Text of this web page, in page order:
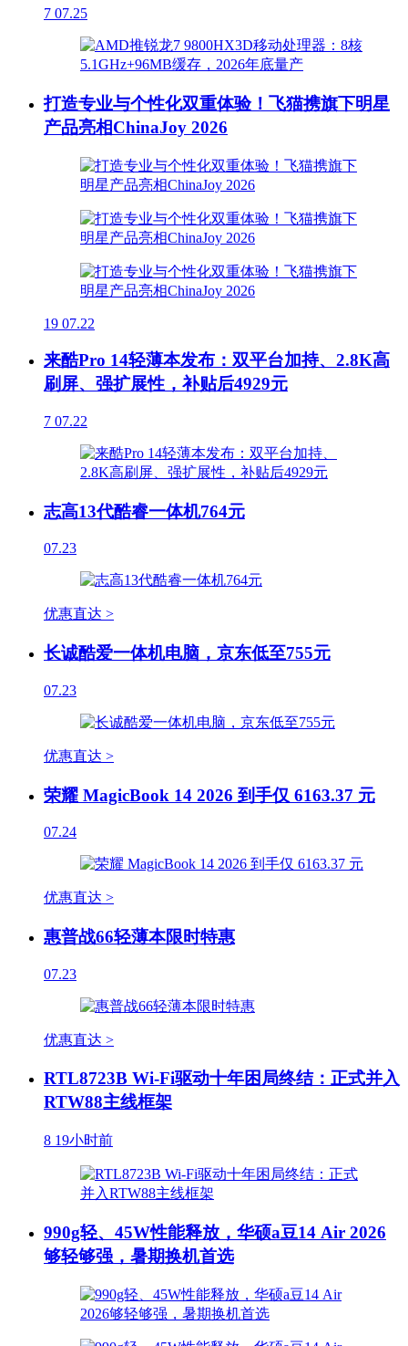
7 07.25
打造专业与个性化双重体验！飞猫携旗下明星
产品亮相ChinaJoy 2026
19 07.22
来酷Pro 14轻薄本发布：双平台加持、2.8K高
刷屏、强扩展性，补贴后4929元
7 07.22
志高13代酷睿一体机764元
07.23
优惠直达 >
长诚酷爱一体机电脑，京东低至755元
07.23
优惠直达 >
荣耀 MagicBook 14 2026 到手仅 6163.37 元
07.24
优惠直达 >
惠普战66轻薄本限时特惠
07.23
优惠直达 >
RTL8723B Wi-Fi驱动十年困局终结：正式并入
RTW88主线框架
8 19小时前
990g轻、45W性能释放，华硕a豆14 Air 2026
够轻够强，暑期换机首选